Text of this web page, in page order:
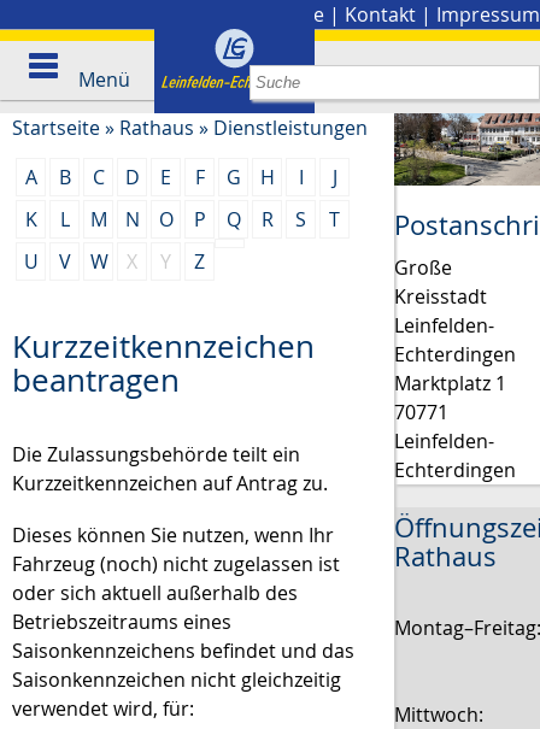
Presse | Kontakt | Impressum
Menü
Startseite» Rathaus » Dienstleistungen
A
B C D E F G H I
J
K
L M N O P Q R S
T
U
V W X Y Z
Kurzzeitkennzeichen
beantragen
Die Zulassungsbehörde teilt ein
Kurzzeitkennzeichen auf Antrag zu.
Dieses können Sie nutzen, wenn Ihr
Fahrzeug (noch) nicht zugelassen ist
oder sich aktuell außerhalb des
Betriebszeitraums eines
Saisonkennzeichens befindet und das
Saisonkennzeichen nicht gleichzeitig
verwendet wird, für:
Große
Kreisstadt
Leinfelden-
Echterdingen
Marktplatz 1
70771
Leinfelden-
Echterdingen
Rathaus
Mittwoch: